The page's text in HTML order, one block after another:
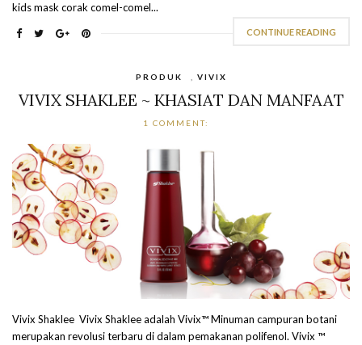
kids mask corak comel-comel...
CONTINUE READING
PRODUK VIVIX
VIVIX SHAKLEE ~ KHASIAT DAN MANFAAT
1 COMMENT:
Vivix Shaklee Vivix Shaklee adalah Vivix™ Minuman campuran botani
merupakan revolusi terbaru di dalam pemakanan polifenol. Vivix ™